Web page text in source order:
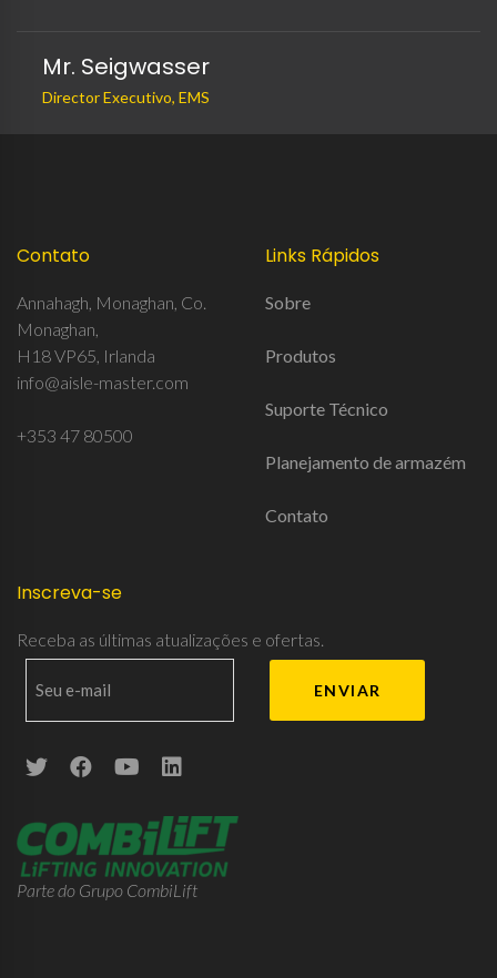
Mr. Seigwasser
Director Executivo, EMS
Contato
Annahagh, Monaghan, Co.
Monaghan,
H18 VP65, Irlanda
info@aisle-master.com
+353 47 80500
Links Rápidos
Sobre
Produtos
Suporte Técnico
Planejamento de armazém
Contato
Inscreva-se
Receba as últimas atualizações e ofertas.
Parte do Grupo CombiLift